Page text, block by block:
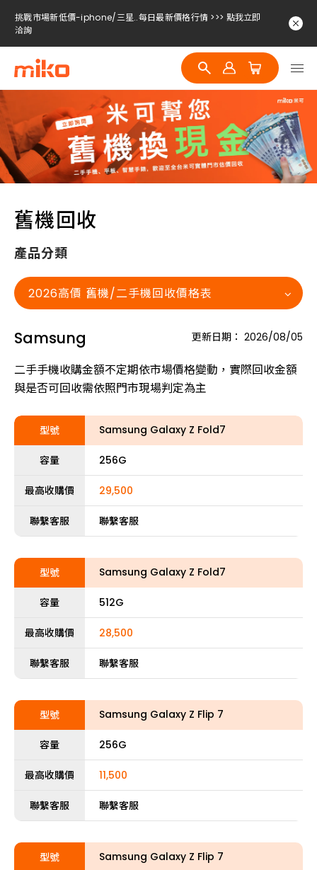
挑戰市場新低價-iphone/三星..每日最新價格行情 >>> 點我立即
洽詢
挑戰市場新低價-iphone/三星..每日最新價格行情 >>> 點我立即
洽詢
挑戰市場新低價-iphone/三星..每日最新價格行情 >>> 點我立即
挑戰市場新低價-iphone/三星..每日最新價格行情 >>> 點我立即
洽詢
舊機回收
產品分類
2026高價 舊機/二手機回收價格表
Samsung 更新日期： 2026/08/05
二手手機收購金額不定期依市場價格變動，實際回收金額
與是否可回收需依照門市現場判定為主
型號 Samsung Galaxy Z Fold7
容量 256G
最高收購價 29,500
聯繫客服 聯繫客服
型號 Samsung Galaxy Z Fold7
容量 512G
最高收購價 28,500
聯繫客服 聯繫客服
型號 Samsung Galaxy Z Flip 7
容量 256G
最高收購價 11,500
聯繫客服 聯繫客服
型號 Samsung Galaxy Z Flip 7